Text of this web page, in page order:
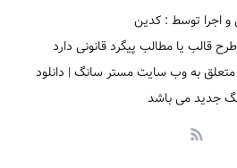
و اجرا توسط : کدین
قالب یا مطالب پیگرد قانونی دارد
به وب سایت مستر سانگ | دانلود
جدید می باشد